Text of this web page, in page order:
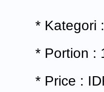
* Kategori
* Portion :
* Price :